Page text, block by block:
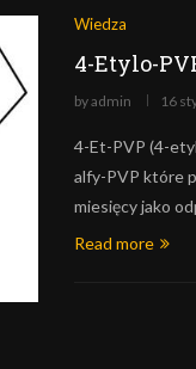
Wiedza
4-Etylo-
byadmin 16
4-Et-PVP (4-
alfy-PVP które
miesięcy jako
Read more